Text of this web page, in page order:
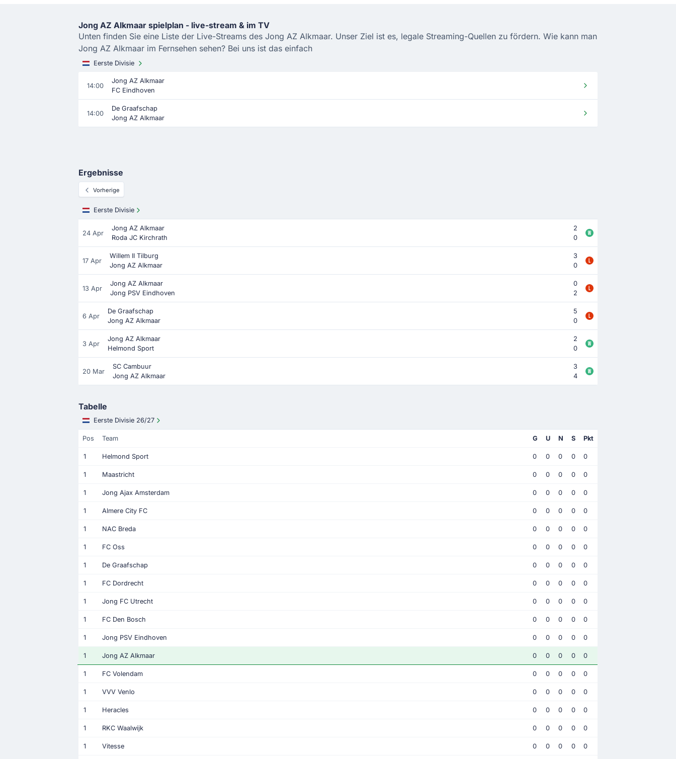
Jong AZ Alkmaar spielplan - live-stream & im TV
Unten finden Sie eine Liste der Live-Streams des Jong AZ Alkmaar. Unser Ziel ist es, legale Streaming-Quellen zu fördern. Wie kann man
Jong AZ Alkmaar im Fernsehen sehen? Bei uns ist das einfach
Eerste Divisie
14:00
Jong AZ Alkmaar
FC Eindhoven
14:00
De Graafschap
Jong AZ Alkmaar
Ergebnisse
Vorherige
Eerste Divisie
24 Apr
Jong AZ Alkmaar
2
Roda JC Kirchrath
0
17 Apr
Willem II Tilburg
3
Jong AZ Alkmaar
0
13 Apr
Jong AZ Alkmaar
0
Jong PSV Eindhoven
2
6 Apr
De Graafschap
5
Jong AZ Alkmaar
0
3 Apr
Jong AZ Alkmaar
2
Helmond Sport
0
20 Mar
SC Cambuur
3
Jong AZ Alkmaar
4
Tabelle
Eerste Divisie 26/27
Pos Team G U N S Pkt
1 Helmond Sport 0 0 0 0 0
1 Maastricht 0 0 0 0 0
1 Jong Ajax Amsterdam 0 0 0 0 0
1 Almere City FC 0 0 0 0 0
1 NAC Breda 0 0 0 0 0
1 FC Oss 0 0 0 0 0
1 De Graafschap 0 0 0 0 0
1 FC Dordrecht 0 0 0 0 0
1 Jong FC Utrecht 0 0 0 0 0
1 FC Den Bosch 0 0 0 0 0
1 Jong PSV Eindhoven 0 0 0 0 0
1 Jong AZ Alkmaar 0 0 0 0 0
1 FC Volendam 0 0 0 0 0
1 VVV Venlo 0 0 0 0 0
1 Heracles 0 0 0 0 0
1 RKC Waalwijk 0 0 0 0 0
1 Vitesse 0 0 0 0 0